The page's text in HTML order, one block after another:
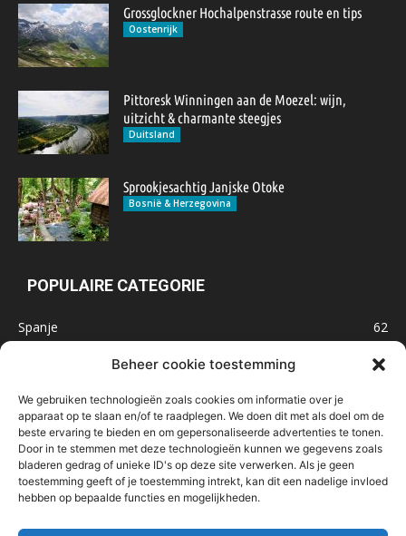
Beheer cookie toestemming
We gebruiken technologieën zoals cookies om informatie over je
apparaat op te slaan en/of te raadplegen. We doen dit met als doel om de
beste ervaring te bieden en om gepersonaliseerde advertenties te tonen.
Door in te stemmen met deze technologieën kunnen we gegevens zoals
bladeren gedrag of unieke ID's op deze site verwerken. Als je geen
toestemming geeft of je toestemming intrekt, kan dit een nadelige invloed
hebben op bepaalde functies en mogelijkheden.
Grossglockner Hochalpenstrasse route en tips
Oostenrijk
Pittoresk Winningen aan de Moezel: wijn,
uitzicht & charmante steegjes
Duitsland
Sprookjesachtig Janjske Otoke
Bosnië & Herzegovina
POPULAIRE CATEGORIE
Spanje
62
47
Marokko
32
IJsland
32
Malta
Roemenië
29